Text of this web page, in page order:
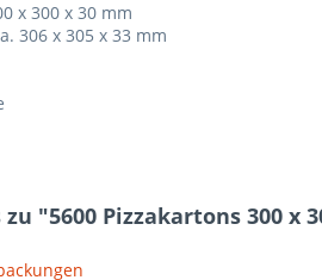
x 300 x 30 mm
306 x 305 x 33 mm
"5600 Pizzakartons 300 x